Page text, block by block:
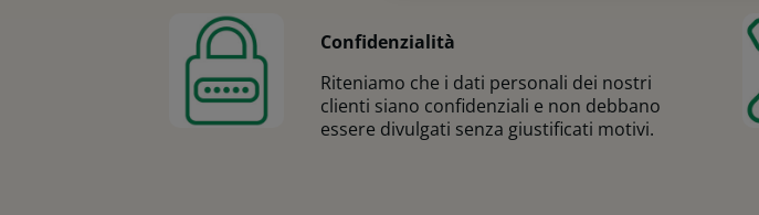
Confidenzialità
Riteniamo che i dati personali dei nostri
clienti siano confidenziali e non debbano
essere divulgati senza giustificati motivi.